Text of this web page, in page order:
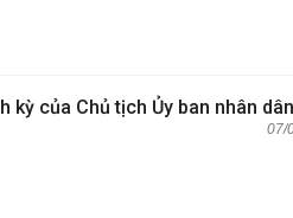
kỳ của Chủ tịch Ủy ban nhân
07/